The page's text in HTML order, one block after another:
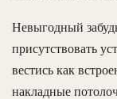
Невыгодный
присутствовать
вестись как
накладные